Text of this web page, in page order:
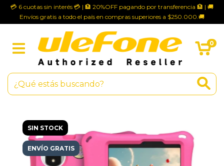
💳 6 cuotas sin interés 💳 | 🏦 20%OFF pagando por transferencia 🏦 | 🚚
Envíos gratis a todo el país en compras superiores a $250.000.🚚
0
SIN STOCK
ENVÍO GRATIS